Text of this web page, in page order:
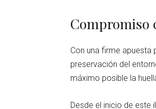
Compromiso
Con una firme apuesta
preservación del
máximo posible la
Desde el inicio de este